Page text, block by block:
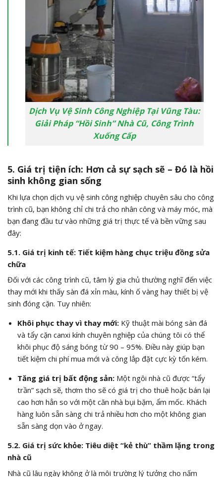
Dịch Vụ Vệ Sinh Công Nghiệp Tại Vũng Tàu:
Giải Pháp “Hồi Sinh” Nhà Cũ, Công Trình
Xuống Cấp
5. Giá trị tiện ích: Hơn cả sự sạch sẽ – Đó là hồi
sinh không gian sống
Khi lựa chọn dịch vụ vệ sinh công nghiệp chuyên sâu cho công
trình cũ, bạn không chỉ chi trả cho nhân công và máy móc, mà
bạn đang đầu tư vào những giá trị thực tế và bền vững sau
đây:
5.1. Giá trị kinh tế: Tiết kiệm hàng chục triệu đồng sửa
chữa
Đối với các công trình cũ, tâm lý gia chủ thường nghĩ đến việc
thay mới khi thấy sàn đá xỉn màu, kính ố vàng hay thiết bị vệ
sinh đóng cặn. Tuy nhiên:
Khôi phục thay vì thay mới:Kỹ thuật mài bóng sàn đá
và tẩy cặn canxi kính chuyên nghiệp của chúng tôi có thể
khôi phục độ sáng bóng từ 90 – 95%. Điều này giúp bạn
tiết kiệm chi phí mua mới và công lắp đặt cực kỳ tốn kém.
Tăng giá trị bất động sản:Một ngôi nhà cũ được “tẩy
trần” sạch sẽ, thơm tho sẽ có giá trị cho thuê hoặc bán lại
cao hơn hẳn so với một căn nhà bụi bặm, ẩm mốc. Khách
hàng luôn sẵn sàng chi trả nhiều hơn cho một không gian
sẵn sàng dọn vào ở ngay.
5.2. Giá trị sức khỏe: Tiêu diệt “kẻ thù” thầm lặng trong
nhà cũ
Nhà cũ lâu ngày không ở là môi trường lý tưởng cho nấm